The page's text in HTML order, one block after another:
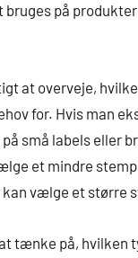
bruges på
at overveje,
for. Hvis man
små labels eller
et mindre
vælge et større
tænke på, hvilken